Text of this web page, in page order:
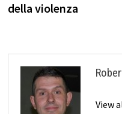
della violenza
View